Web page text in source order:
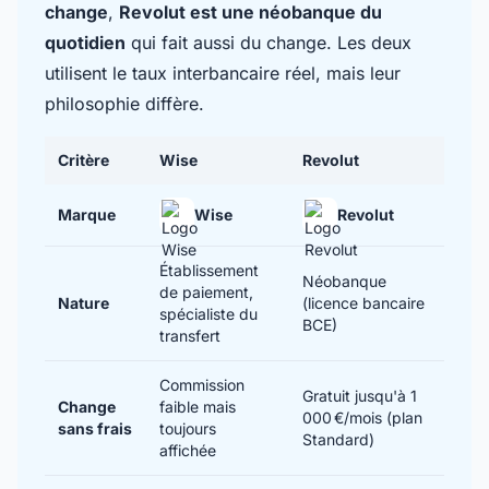
change, Revolut est une néobanque du
quotidien qui fait aussi du change. Les deux
utilisent le taux interbancaire réel, mais leur
philosophie diffère.
Critère Wise Revolut
Marque Wise Revolut
Nature
Établissement
de paiement,
spécialiste du
transfert
Néobanque
(licence bancaire
BCE)
Change
sans frais
Commission
faible mais
toujours
affichée
Gratuit jusqu'à 1
000 €/mois (plan
Standard)